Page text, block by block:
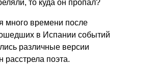
то куда он пропал?
много времени после
в Испании событий
различные версии
расстрела поэта.